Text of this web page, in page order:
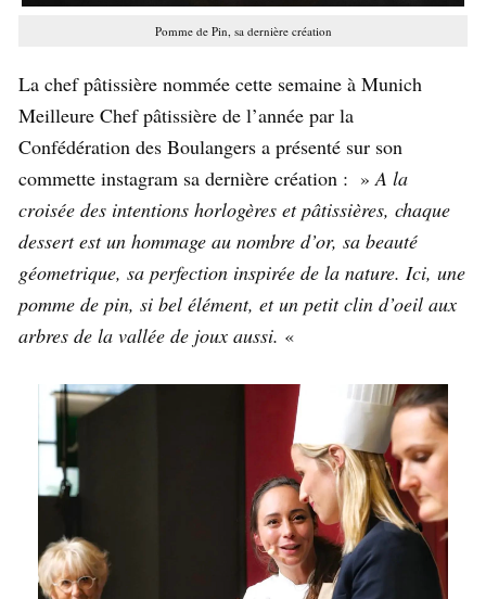
Pomme de Pin, sa dernière création
La chef pâtissière nommée cette semaine à Munich
Meilleure Chef pâtissière de l’année par la
Confédération des Boulangers a présenté sur son
commette instagram sa dernière création : »A la
croisée des intentions horlogères et pâtissières, chaque
dessert est un hommage au nombre d’or, sa beauté
géometrique, sa perfection inspirée de la nature. Ici, une
pomme de pin, si bel élément, et un petit clin d’oeil aux
arbres de la vallée de joux aussi. «